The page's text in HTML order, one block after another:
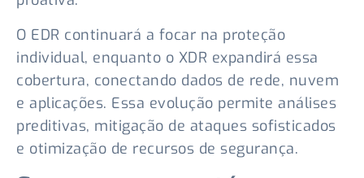
O EDR continuará a focar na proteção
individual, enquanto o XDR expandirá essa
cobertura, conectando dados de rede, nuvem
e aplicações. Essa evolução permite análises
preditivas, mitigação de ataques sofisticados
e otimização de recursos de segurança.